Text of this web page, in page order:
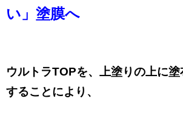
い」塗膜へ
ウルトラТОPを、上塗りの上に塗
することにより、